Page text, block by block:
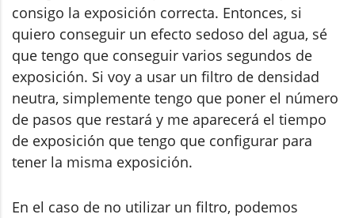
consigo la exposición correcta. Entonces, si
quiero conseguir un efecto sedoso del agua, sé
que tengo que conseguir varios segundos de
exposición. Si voy a usar un filtro de densidad
neutra, simplemente tengo que poner el número
de pasos que restará y me aparecerá el tiempo
de exposición que tengo que configurar para
tener la misma exposición.
En el caso de no utilizar un filtro, podemos